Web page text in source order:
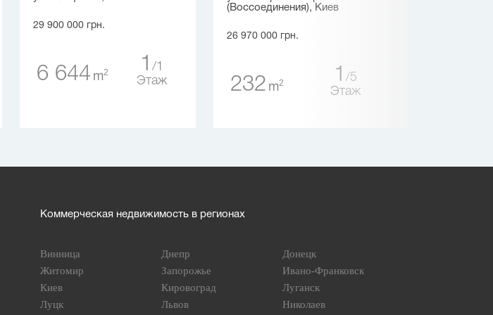
29 900 000 грн.
6 644 m2 1
1
Этаж
(Воссоединения), Киев
26 970 000 грн.
232 m2 1
5
Этаж
Коммерческая недвижимость в регионах
Винница Днепр
Донецк
Житомир
Запорожье
Ивано-Франковск
Киев
Кировоград
Луганск
Луцк
Львов Николаев